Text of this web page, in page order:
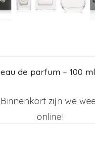
1 – eau de parfum – 100 ml
Binnenkort zijn we
online!